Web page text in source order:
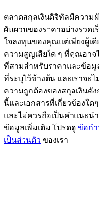
กิจกรรมเพิ่มเติม
รับรางวัลและสิทธิพิเ
ศูนย์รางวัล
เข้าสู่ระบบลงชื่อ
ตลาดสกุลเงินดิจิทัลมีความ
ผันผวนของราคาอย่างรวด
ใจลงทุนของคุณแต่เพียงผู้เดี
ความสูญเสียใด ๆ ที่คุณอาจ
ที่สามสำหรับราคาและข้อมู
ที่ระบุไว้ข้างต้น และเราจะ
ความถูกต้องของสกุลเงินดั
นี้และเอกสารที่เกี่ยวข้องใ
และไม่ควรถือเป็นคำแนะน
ข้อมูลเพิ่มเติม โปรดดู ข้อกำ
เป็นส่วนตัว ของเรา